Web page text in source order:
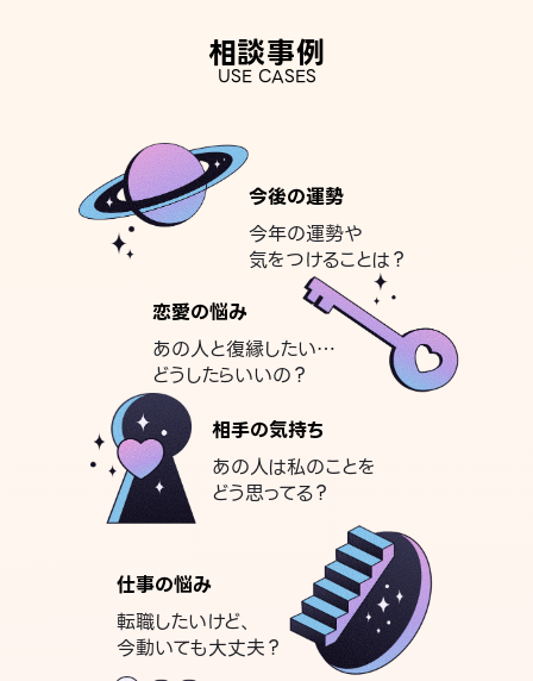
相談事例
USE CASES
今後の運勢
今年の運勢や
気をつけることは？
恋愛の悩み
あの人と復縁したい…
どうしたらいいの？
相手の気持ち
あの人は私のことを
どう思ってる？
仕事の悩み
転職したいけど、
今動いても大丈夫？